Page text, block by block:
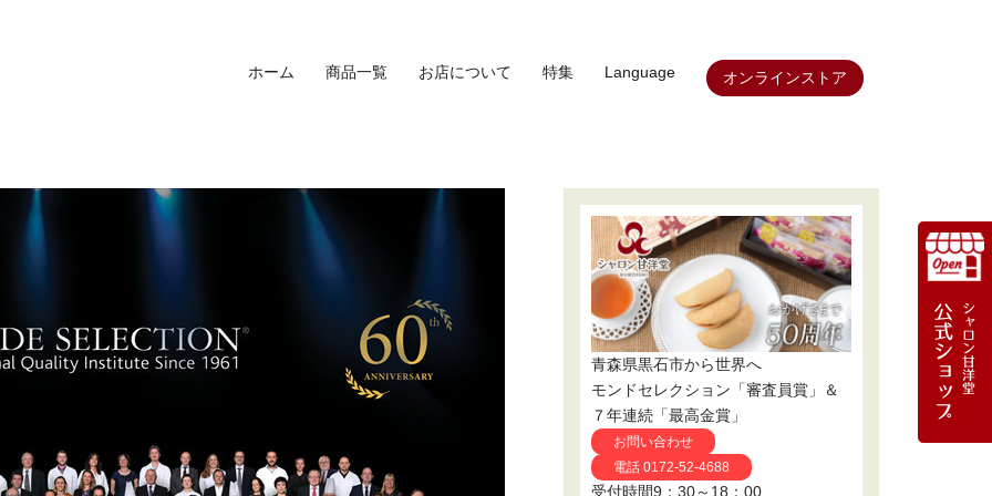
ホーム 商品一覧 お店について 特集 Language オンラインストア
青森県黒石市から世界へ
モンドセレクション「審査員賞」＆
７年連続「最高金賞」
お問い合わせ
電話 0172-52-4688
受付時間9：30～18：00